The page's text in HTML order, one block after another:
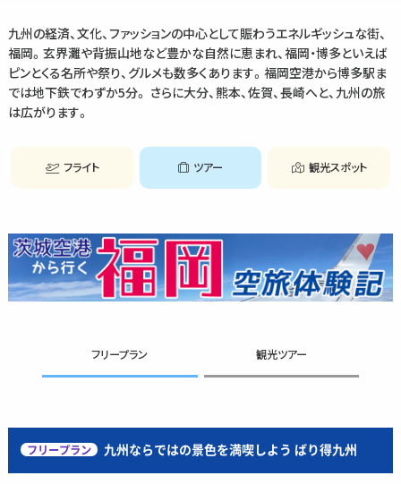
九州の経済、文化、ファッションの中心として賑わうエネルギッシュな街、
福岡。玄界灘や背振山地など豊かな自然に恵まれ、福岡・博多といえば
ピンとくる名所や祭り、グルメも数多くあります。福岡空港から博多駅ま
では地下鉄でわずか5分。 さらに大分、熊本、佐賀、長崎へと、九州の旅
は広がります。
フライト ツアー 観光スポット
フリープラン 観光ツアー
フリープラン 九州ならではの景色を満喫しよう ばり得九州